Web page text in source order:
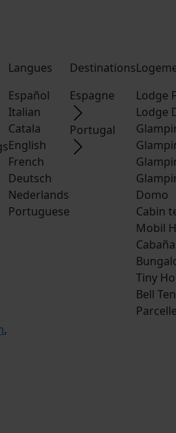
,
Langues
Español
Italian
Catala
English
French
Deutsch
Nederlands
Portuguese
Destinations
Espagne
Portugal
Lodge
Lodge
Domo
Cabin
Mobil
Tiny
Bell